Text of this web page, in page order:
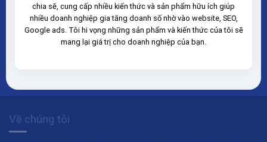
chia sẽ, cung cấp nhiều kiến thức và sản phẩm hữu ích giúp
nhiều doanh nghiệp gia tăng doanh số nhờ vào website, SEO,
Google ads. Tôi hi vọng những sản phẩm và kiến thức của tôi sẽ
mang lại giá trị cho doanh nghiệp của bạn.
Về chúng tôi